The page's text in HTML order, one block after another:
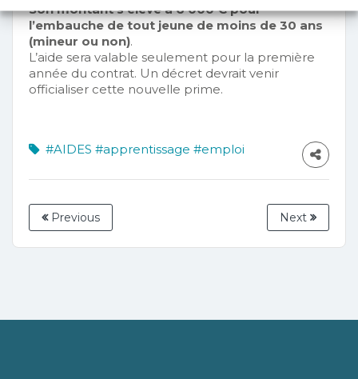
Son montant s’élève à 6 000 € pour
l’embauche de tout jeune de moins de 30 ans
(mineur ou non).
L’aide sera valable seulement pour la première
année du contrat. Un décret devrait venir
officialiser cette nouvelle prime.
#AIDES #apprentissage #emploi
Previous Next